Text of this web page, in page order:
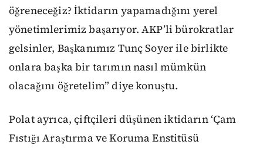
öğreneceğiz? İktidarın yapamadığını yerel
yönetimlerimiz başarıyor. AKP’li bürokratlar
gelsinler, Başkanımız Tunç Soyer ile birlikte
onlara başka bir tarımın nasıl mümkün
olacağını öğretelim” diye konuştu.
Polat ayrıca, çiftçileri düşünen iktidarın ‘Çam
Fıstığı Araştırma ve Koruma Enstitüsü